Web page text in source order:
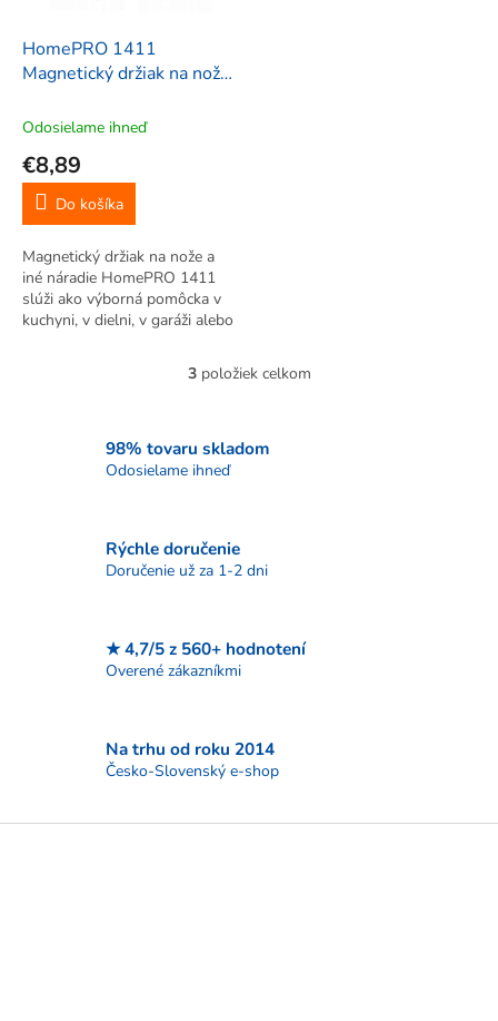
HomePRO 1411
Magnetický držiak na nože
Odosielame ihneď
€8,89
Do košíka
Magnetický držiak na nože a
iné náradie HomePRO 1411
slúži ako výborná pomôcka v
kuchyni, v dielni, v garáži alebo
O
á
p
k
y
i
s
u
3položiek celkom
98% tovaru skladom
Odosielame ihneď
Rýchle doručenie
Doručenie už za 1-2 dni
★ 4,7/5 z 560+ hodnotení
Overené zákazníkmi
Na trhu od roku 2014
Česko-Slovenský e-shop
Z